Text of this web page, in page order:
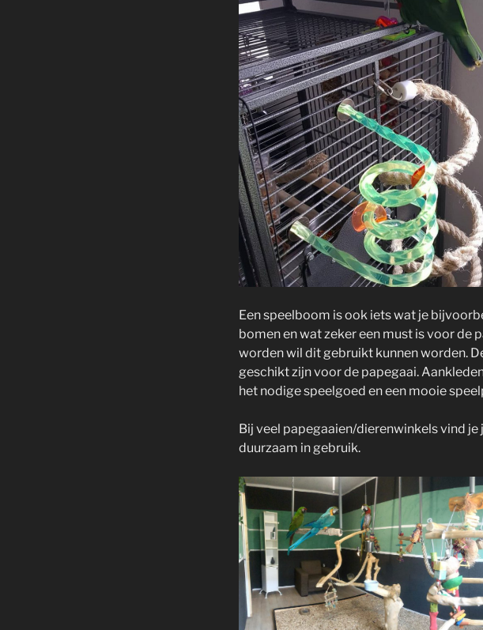
Een speelboom is ook iets wat je
bomen en wat zeker een must is voor de
worden wil dit gebruikt kunnen worden.
geschikt zijn voor de papegaai.
het nodige speelgoed en een mooie
Bij veel papegaaien/dierenwinkels vind
duurzaam in gebruik.